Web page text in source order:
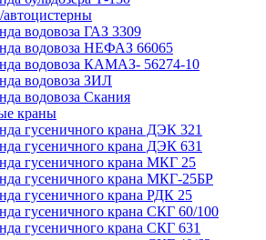
водовоза ГАЗ 3309
водовоза НЕФАЗ 66065
водовоза КАМАЗ- 56274-10
водовоза ЗИЛ
водовоза Скания
краны
гусеничного крана ДЭК 321
гусеничного крана ДЭК 631
гусеничного крана МКГ 25
гусеничного крана МКГ-25БР
гусеничного крана РДК 25
гусеничного крана СКГ 60/100
гусеничного крана СКГ 631